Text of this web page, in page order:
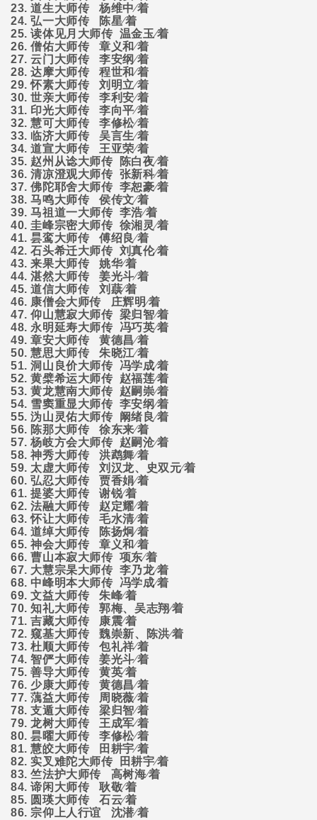
23.道生大师传
杨维中∕着
24.弘一大师传
陈星∕着
25.读体见月大师传 温金玉∕着
26.僧佑大师传
章义和∕着
27.云门大师传
李安纲∕着
28.达摩大师传
程世和∕着
29.怀素大师传
刘明立∕着
30.世亲大师传
李利安∕着
31. 印光大师传
李向平∕着
32.慧可大师传
李修松∕着
33. 临济大师传
吴言生∕着
34.道宣大师传
王亚荣∕着
35. 赵州从谂大师传
陈白夜∕着
36.清凉澄观大师传 张新科∕着
37.佛陀耶舍大师传 李恕豪∕着
38.马鸣大师传
侯传文∕着
39.马祖道一大师传 李浩∕着
40.圭峰宗密大师传 徐湘灵∕着
41.昙鸾大师传
傅绍良∕着
42.石头希迁大师传 刘真伦∕着
43.来果大师传
姚华∕着
44.湛然大师传
姜光斗∕着
45.道信大师传
刘蕻∕着
46. 康僧会大师传
庄辉明∕着
47.仰山慧寂大师传 梁归智∕着
48. 永明延寿大师传
冯巧英∕着
49.章安大师传
黄德昌∕着
50.慧思大师传
朱晓江∕着
51.洞山良价大师传
冯学成∕着
52.黄檗希运大师传
赵福莲∕着
53.黄龙慧南大师传
赵嗣崇∕着
54. 雪窦重显大师传 李安纲∕着
55.沩山灵佑大师传
阚绪良∕着
56. 陈那大师传
徐东来∕着
57.杨岐方会大师传
赵嗣沧∕着
58.神秀大师传
洪鹉舞∕着
59. 太虚大师传
刘汉龙、史双元∕着
60.弘忍大师传
贾香娟∕着
61.提婆大师传
谢锐∕着
62.法融大师传
赵定耀∕着
63.怀让大师传
毛水清∕着
64.道绰大师传
陈扬炯∕着
65.神会大师传
章义和∕着
66.曹山本寂大师传 项东∕着
67. 大慧宗杲大师传 李乃龙∕着
68. 中峰明本大师传
冯学成∕着
69.文益大师传
朱峰∕着
70.知礼大师传
郭梅、吴志翔∕着
71.吉藏大师传
康震∕着
72.窥基大师传
魏崇新、陈洪∕着
73.杜顺大师传
包礼祥∕着
74.智俨大师传
姜光斗∕着
75.善导大师传
黄英∕着
76. 少康大师传
黄德昌∕着
77.蕅益大师传
周晓薇∕着
78.支遁大师传
梁归智∕着
79.龙树大师传
王成军∕着
80.昙曜大师传
李修松∕着
81.慧皎大师传
田耕宇∕着
82. 实叉难陀大师传
田耕宇∕着
83.竺法护大师传
高树海∕着
84.谛闲大师传
耿敬∕着
85. 圆瑛大师传
石云∕着
86. 宗仰上人行谊 沈潜∕着